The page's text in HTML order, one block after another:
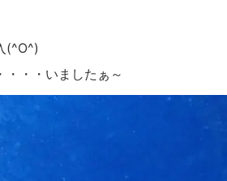
(^O^)
・・いましたぁ～